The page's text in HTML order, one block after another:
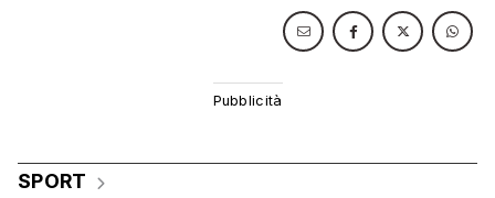
SPORT